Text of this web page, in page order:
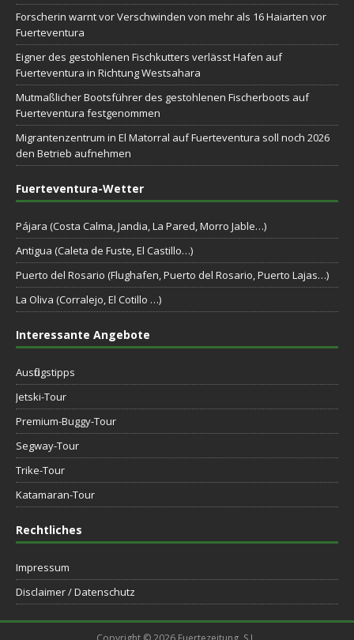
Forscherin warnt vor Verschwinden von mehr als 16 Haiarten vor
Fuerteventura
Eigner des gestohlenen Fischkutters verlässt Hafen auf
Fuerteventura in Richtung Westsahara
Mutmaßlicher Bootsführer des gestohlenen Fischerboots auf
Fuerteventura festgenommen
Migrantenzentrum in El Matorral auf Fuerteventura soll noch 2026
den Betrieb aufnehmen
Fuerteventura-Wetter
Pájara (Costa Calma, Jandia, La Pared, Morro Jable…)
Antigua (Caleta de Fuste, El Castillo…)
Puerto del Rosario (Flughafen, Puerto del Rosario, Puerto Lajas…)
La Oliva (Corralejo, El Cotillo …)
Interessante Angebote
Ausflugstipps
Jetski-Tour
Premium-Buggy-Tour
Segway-Tour
Trike-Tour
Katamaran-Tour
Rechtliches
Impressum
Disclaimer / Datenschutz